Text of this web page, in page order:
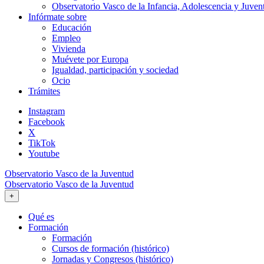
Observatorio Vasco de la Infancia, Adolescencia y
Infórmate sobre
Educación
Empleo
Vivienda
Muévete por Europa
Igualdad, participación y sociedad
Ocio
Trámites
Instagram
Facebook
X
TikTok
Youtube
Observatorio Vasco de la Juventud
Observatorio Vasco de la Juventud
+
Qué es
Formación
Formación
Cursos de formación (histórico)
Jornadas y Congresos (histórico)